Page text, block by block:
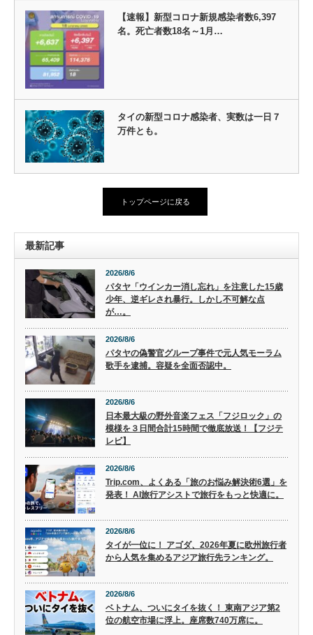
【速報】新型コロナ新規感染者数6,397
名。死亡者数18名～1月…
タイの新型コロナ感染者、実数は一日７
万件とも。
トップページに戻る
最新記事
2026/8/6
パタヤ「ウインカー消し忘れ」を注意した15歳
少年、逆ギレされ暴行。しかし不可解な点
が…。
2026/8/6
パタヤの偽警官グループ事件で元人気モーラム
歌手を逮捕。容疑を全面否認中。
2026/8/6
日本最大級の野外音楽フェス「フジロック」の
模様を３日間合計15時間で徹底放送！【フジテ
レビ】
2026/8/6
Trip.com、よくある「旅のお悩み解決術6選」を
発表！ AI旅行アシストで旅行をもっと快適に。
2026/8/6
タイが一位に！ アゴダ、2026年夏に欧州旅行者
から人気を集めるアジア旅行先ランキング。
2026/8/6
ベトナム、ついにタイを抜く！ 東南アジア第2
位の航空市場に浮上。座席数740万席に。